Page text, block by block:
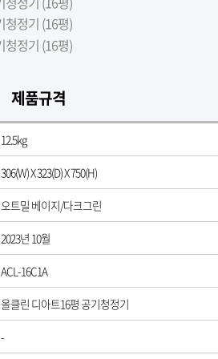
제품규격
12.5kg
306(W) X 323(D) X 750(H)
​오트밀 베이지/다크그린​
2023년 10월
​ACL-16C1A​
올클린 디아트16평 공기청정기
-